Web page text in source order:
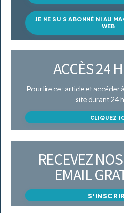
JE NE SUIS ABONNÉ NI AU
WEB
ACCÈS 24
Pour lire cet article et accéder
site durant 24
CLIQUEZ
RECEVEZ
EMAIL